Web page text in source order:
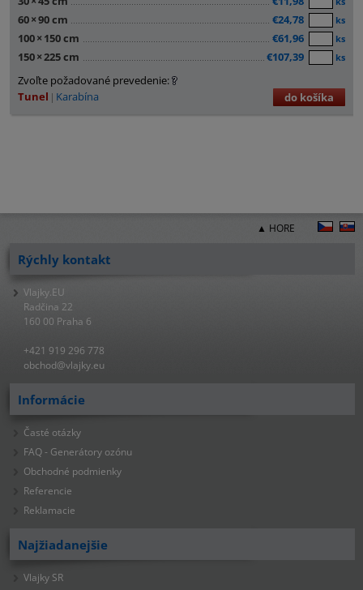
60×90 cm €24,78 ks
100× 150 cm €61,96 ks
150×225 cm €107,39 ks
Zvoľte požadované prevedenie:
Tunel
Karabína do košíka
▲ HORE
Rýchly kontakt
Vlajky.EU
Radčina 22
160 00 Praha 6
+421 919 296 778
obchod@vlajky.eu
Informácie
Časté otázky
FAQ - Generátory ozónu
Obchodné podmienky
Referencie
Reklamacie
Najžiadanejšie
Vlajky SR